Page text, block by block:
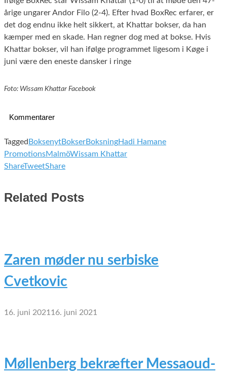
årige ungarer Andor Filo (2-4). Efter hvad BoxRec erfarer, er
det dog endnu ikke helt sikkert, at Khattar bokser, da han
kæmper med en skade. Han regner dog med at bokse. Hvis
Khattar bokser, vil han ifølge programmet ligesom i Køge i
juni være den eneste dansker i ringe
Foto: Wissam Khattar Facebook
Kommentarer
Tagged BoksenytBokserBoksningHadi Hamane
PromotionsMalmöWissam Khattar
ShareTweetShare
Related Posts
Zaren møder nu serbiske
Cvetkovic
16. juni 2021 16. juni 2021
Møllenberg bekræfter Messaoud-